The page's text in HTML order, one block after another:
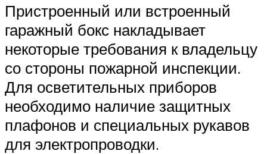
Пристроенный или встроенный
гаражный бокс накладывает
некоторые требования к владельцу
со стороны пожарной инспекции.
Для осветительных приборов
необходимо наличие защитных
плафонов и специальных рукавов
для электропроводки.